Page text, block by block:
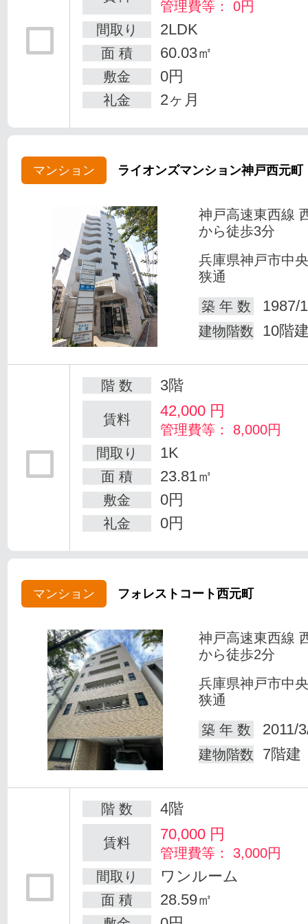
管理費等： 0円
間取り
2LDK
面 積 60.03㎡
敷金 0円
礼金 2ヶ月
マンション ライオンズマンション神戸西元町
神戸高速東西線
から徒歩3分
兵庫県神戸市中
狭通
築 年 数
1987/
建物階数 10階
階 数 3階
賃料 42,000 円
管理費等： 8,000円
間取り
1K
面 積 23.81㎡
敷金 0円
礼金 0円
マンション フォレストコート西元町
神戸高速東西線
から徒歩2分
兵庫県神戸市中
狭通
築 年 数
2011/
建物階数 7階建
階 数 4階
賃料 70,000 円
管理費等： 3,000円
間取り
ワンルーム
面 積 28.59㎡